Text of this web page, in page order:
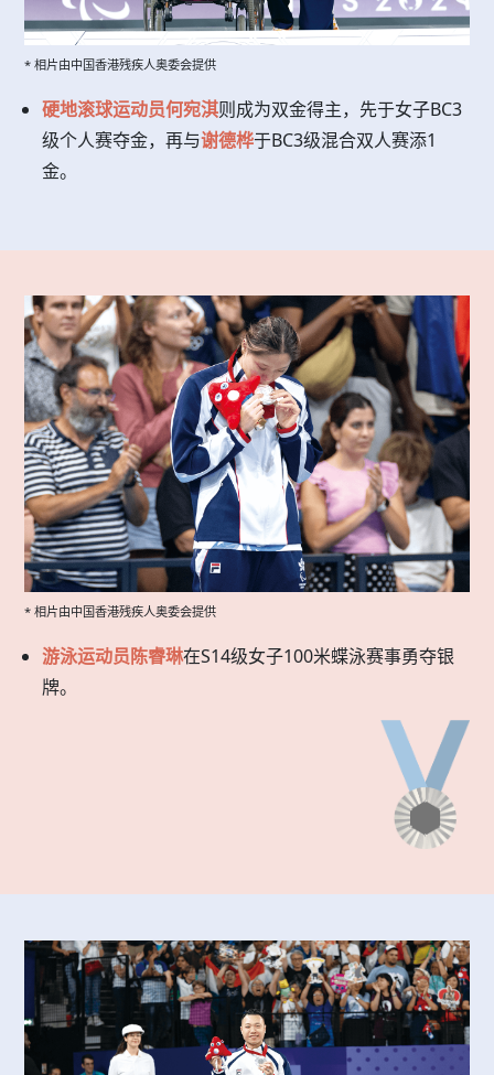
* 相片由中国香港残疾人奥委会提供
硬地滚球运动员何宛淇则成为双金得主，先于女子BC3
级个人赛夺金，再与谢德桦于BC3级混合双人赛添1
金。
* 相片由中国香港残疾人奥委会提供
游泳运动员陈睿琳在S14级女子100米蝶泳赛事勇夺银
牌。